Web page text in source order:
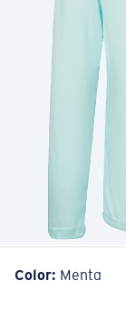
Color: Menta